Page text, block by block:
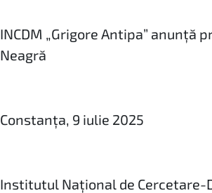
INCDM „Grigore Antipa”
Neagră
Constanța, 9 iulie 2025
Institutul Național de Cercetare-